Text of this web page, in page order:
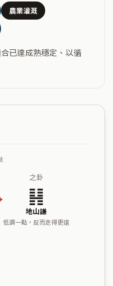
農業灌溉
已達成熟穩定、以循
之卦
䷎
地山謙
低調一點，反而走得更遠